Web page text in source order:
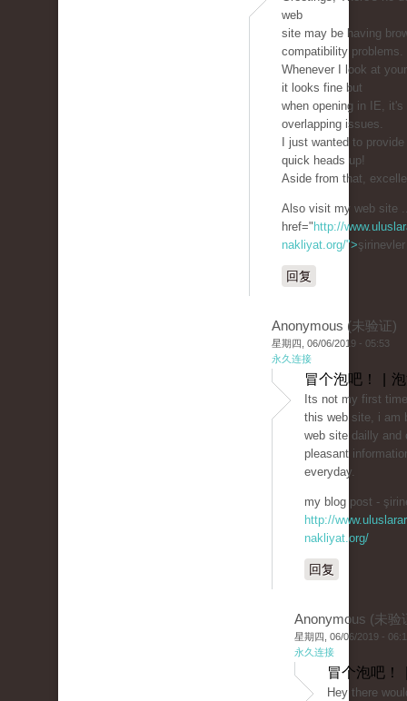
web
site may be having
compatibility problems.
Whenever I look at
it looks fine but
when opening in IE, it's
overlapping issues.
I just wanted to
quick heads up!
Aside from that,
Also visit my web site
href=" http://
nakliyat.org/">
回复
Anonymous (未验证)
星期四, 06/06/2019 - 05:53
永久连接
冒个泡吧！ |
Its not my first
this web site, i am
web site dailly and
pleasant
everyday.
my blog post -
http://
nakliyat.org/
回复
Anonymous (未验
星期四, 06/06/2019 -
永久连接
冒个泡吧！
Hey there